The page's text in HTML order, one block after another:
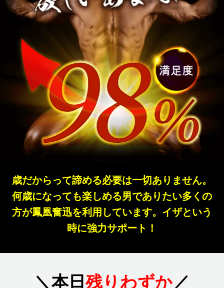
歳だからって諦める必要は一切ありません。
何歳になっても楽しめる男でありたい多くの
方が鳳凰奮迅を利用しています。イザという
時に強力サポート！
＼本日残りわずか／